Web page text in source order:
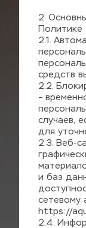
2.
Политике
2.1.
средств
2.2.
–
случаев,
для
2.3. Веб-
и баз
https://
2.4.